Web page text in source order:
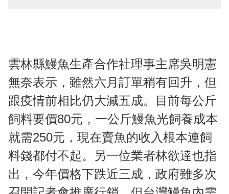
雲林縣鰻魚生產合作社理事主席吳明憲
無奈表示，雖然六月訂單稍有回升，但
跟疫情前相比仍大減五成。目前每公斤
飼料要價80元，一公斤鰻魚光飼養成本
就需250元，現在賣魚的收入根本連飼
料錢都付不起。另一位業者林欲達也指
出，今年價格下跌近三成，政府雖多次